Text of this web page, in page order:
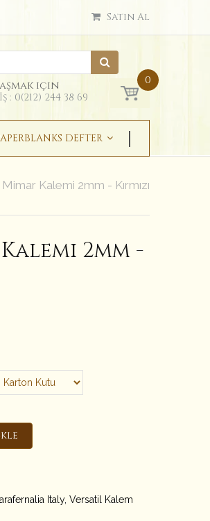
Satın Al
için
: 0(212) 244 38 69
0
DEFTER
Kalemi 2mm - Kırmızı
2mm -
Italy, Versatil Kalem